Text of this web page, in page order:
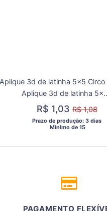
Aplique 3d de
R$ 1,03R$ 1,08
Prazo de produção: 3 dias
  Mínimo de 15
PAGAMENTO